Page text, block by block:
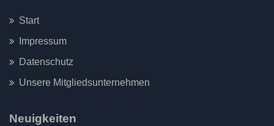
Start
Impressum
Datenschutz
Unsere Mitgliedsunternehmen
Neuigkeiten